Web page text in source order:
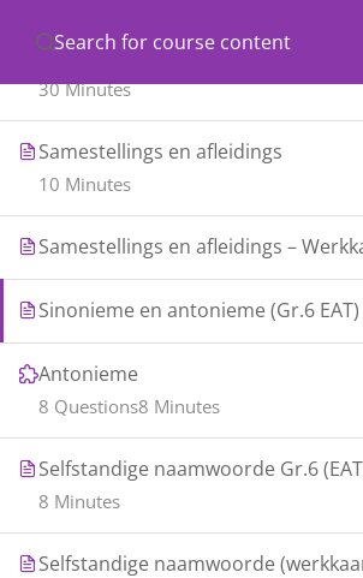
Have any questions?
Werkwoorde – werkkaart
30 Minutes
Samestellings en afleidings
10 Minutes
Samestellings en afleidings –
Sinonieme en antonieme (Gr.6 EAT)
Antonieme
8 Minutes
8 Questions
Selfstandige naamwoorde Gr.6
8 Minutes
Selfstandige naamwoorde
Copyright 2020 | ClassHub
VelocityM Digital